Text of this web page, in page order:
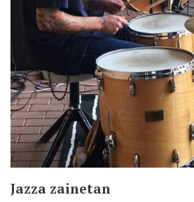
Jazza zainetan